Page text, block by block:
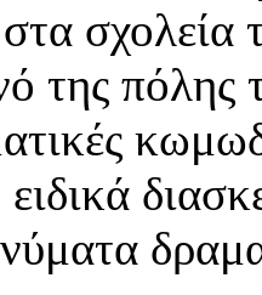
σχολεία
της
ειδικά